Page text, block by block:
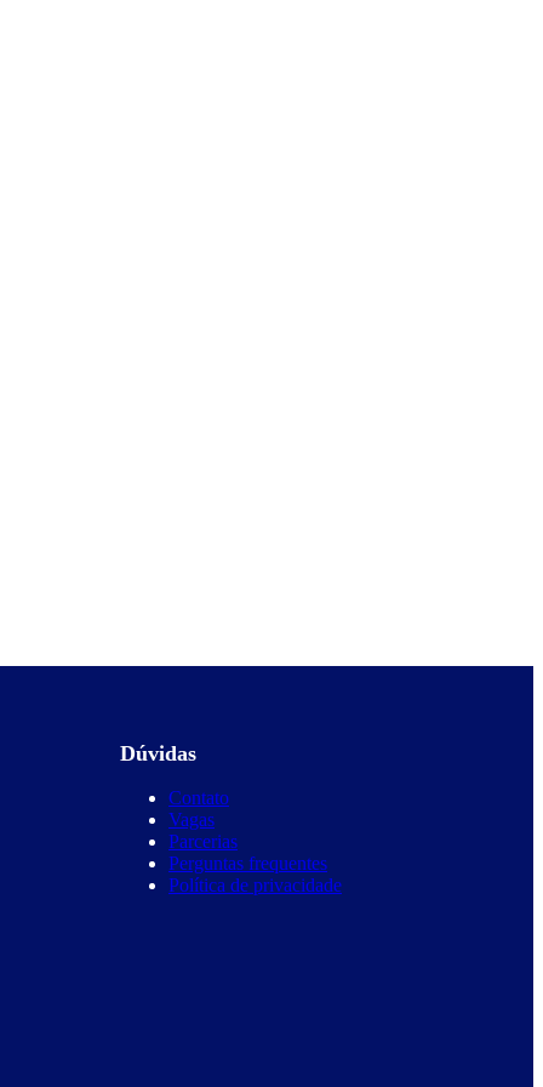
Dúvidas
Contato
Vagas
Parcerias
Perguntas frequentes
Política de privacidade